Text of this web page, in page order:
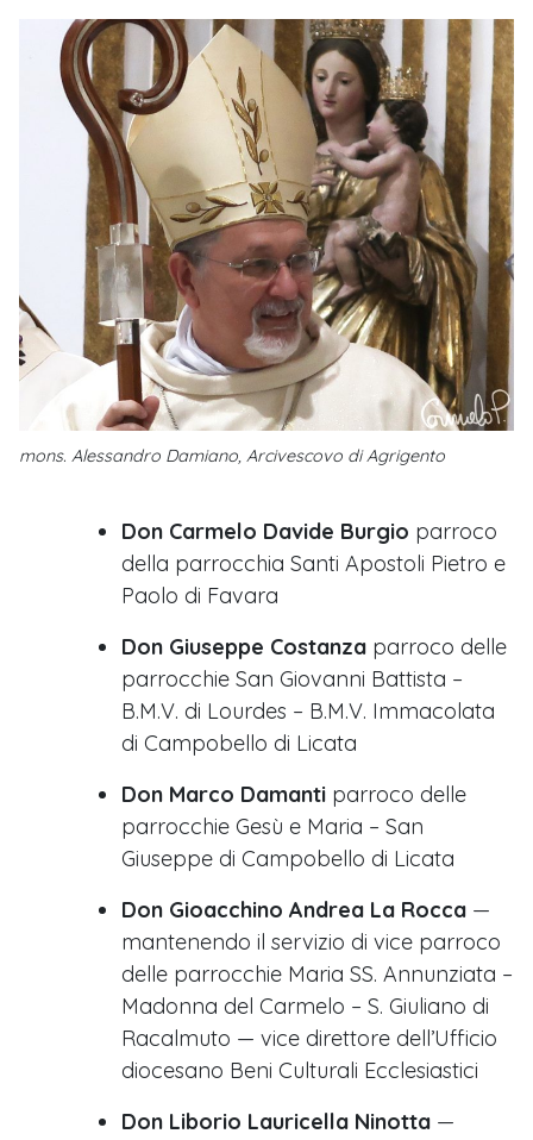
mons. Alessandro Damiano, Arcivescovo di Agrigento
Don Carmelo Davide Burgio parroco
della parrocchia Santi Apostoli Pietro e
Paolo di Favara
Don Giuseppe Costanza parroco delle
parrocchie San Giovanni Battista –
B.M.V. di Lourdes – B.M.V. Immacolata
di Campobello di Licata
Don Marco Damanti parroco delle
parrocchie Gesù e Maria – San
Giuseppe di Campobello di Licata
Don Gioacchino Andrea La Rocca —
mantenendo il servizio di vice parroco
delle parrocchie Maria SS. Annunziata –
Madonna del Carmelo – S. Giuliano di
Racalmuto — vice direttore dell’Ufficio
diocesano Beni Culturali Ecclesiastici
Don Liborio Lauricella Ninotta —